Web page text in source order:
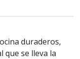
duraderos,
que se lleva la